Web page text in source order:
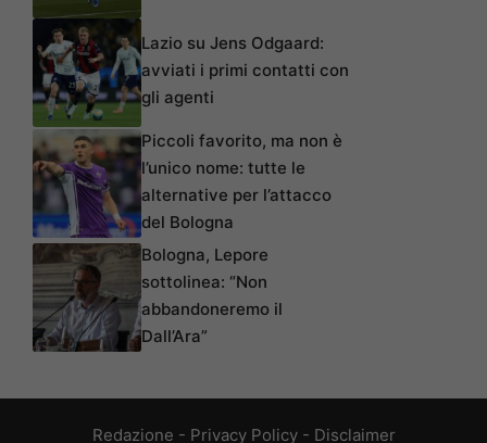
Lazio su Jens Odgaard:
avviati i primi contatti con
gli agenti
Piccoli favorito, ma non è
l’unico nome: tutte le
alternative per l’attacco
del Bologna
Bologna, Lepore
sottolinea: “Non
abbandoneremo il
Dall’Ara”
Redazione - Privacy Policy- Disclaimer